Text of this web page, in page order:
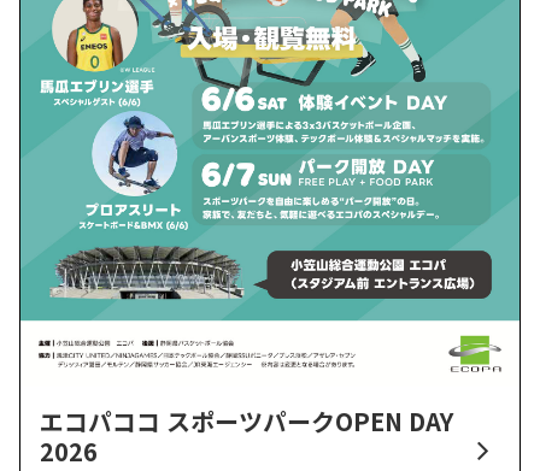
エコパココ スポーツパークOPEN DAY
2026